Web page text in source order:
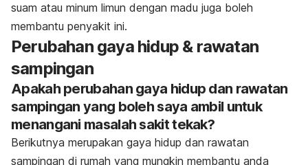
suam atau minum limun dengan madu juga boleh
membantu penyakit ini.
Perubahan gaya hidup & rawatan
sampingan
Apakah perubahan gaya hidup dan rawatan
sampingan yang boleh saya ambil untuk
menangani masalah sakit tekak?
Berikutnya merupakan gaya hidup dan rawatan
sampingan di rumah yang mungkin membantu anda